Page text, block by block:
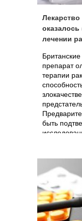
Лекарство
лечении
препарат
терапии
быть